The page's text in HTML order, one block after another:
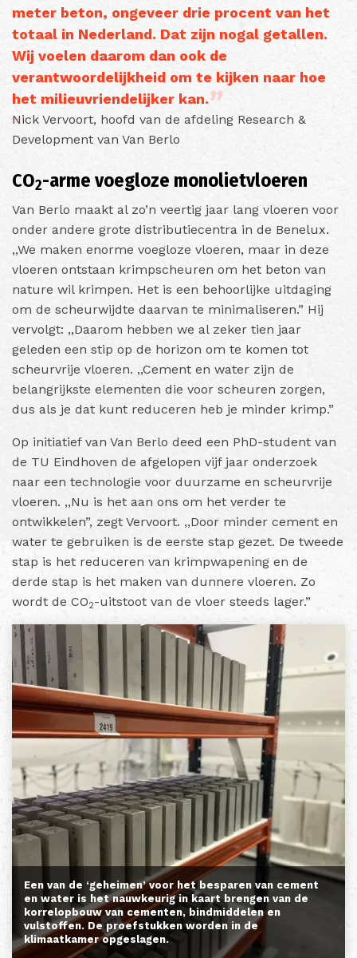
meter beton, ongeveer drie procent van het
totaal in Nederland. Dat zijn nogal getallen.
Wij voelen daarom dan ook de
verantwoordelijkheid om te kijken naar hoe
het milieuvriendelijker kan.
Nick Vervoort, hoofd van de afdeling Research &
Development van Van Berlo
CO2-arme voegloze monolietvloeren
Van Berlo maakt al zo’n veertig jaar lang vloeren voor
onder andere grote distributiecentra in de Benelux.
,,We maken enorme voegloze vloeren, maar in deze
vloeren ontstaan krimpscheuren om het beton van
nature wil krimpen. Het is een behoorlijke uitdaging
om de scheurwijdte daarvan te minimaliseren.” Hij
vervolgt: ,,Daarom hebben we al zeker tien jaar
geleden een stip op de horizon om te komen tot
scheurvrije vloeren. ,,Cement en water zijn de
belangrijkste elementen die voor scheuren zorgen,
dus als je dat kunt reduceren heb je minder krimp.”
Op initiatief van Van Berlo deed een PhD-student van
de TU Eindhoven de afgelopen vijf jaar onderzoek
naar een technologie voor duurzame en scheurvrije
vloeren. ,,Nu is het aan ons om het verder te
ontwikkelen”, zegt Vervoort. ,,Door minder cement en
water te gebruiken is de eerste stap gezet. De tweede
stap is het reduceren van krimpwapening en de
derde stap is het maken van dunnere vloeren. Zo
wordt de CO2-uitstoot van de vloer steeds lager.”
Een van de ‘geheimen’ voor het besparen van cement
en water is het nauwkeurig in kaart brengen van de
korrelopbouw van cementen, bindmiddelen en
vulstoffen. De proefstukken worden in de
klimaatkamer opgeslagen.